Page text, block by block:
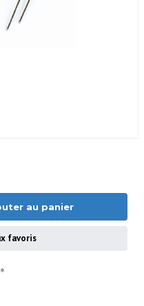
au panier
favoris